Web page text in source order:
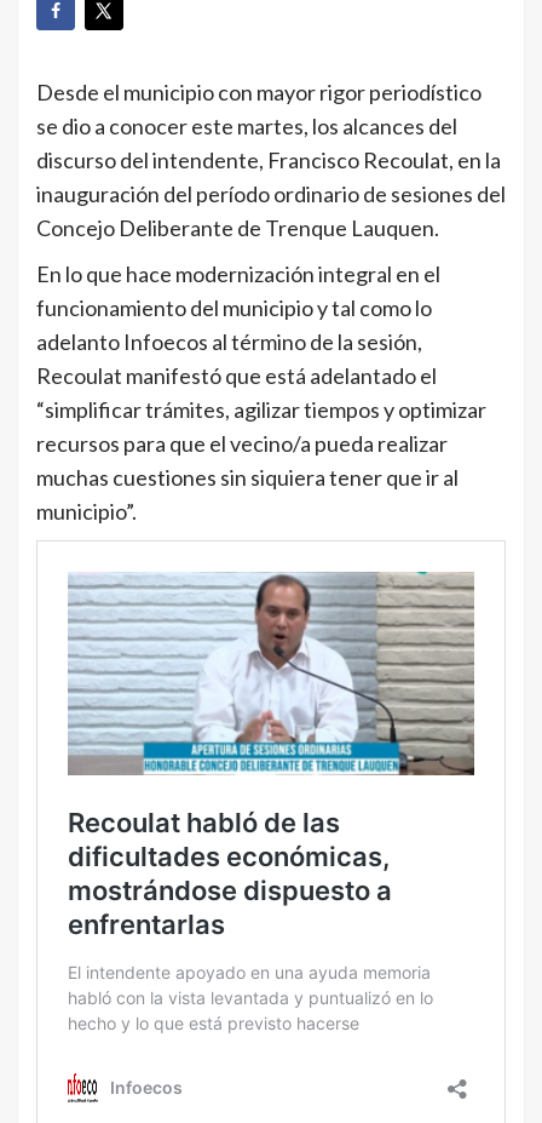
Desde el municipio con mayor rigor periodístico
se dio a conocer este martes, los alcances del
discurso del intendente, Francisco Recoulat, en la
inauguración del período ordinario de sesiones del
Concejo Deliberante de Trenque Lauquen.
En lo que hace modernización integral en el
funcionamiento del municipio y tal como lo
adelanto Infoecos al término de la sesión,
Recoulat manifestó que está adelantado el
“simplificar trámites, agilizar tiempos y optimizar
recursos para que el vecino/a pueda realizar
muchas cuestiones sin siquiera tener que ir al
municipio”.